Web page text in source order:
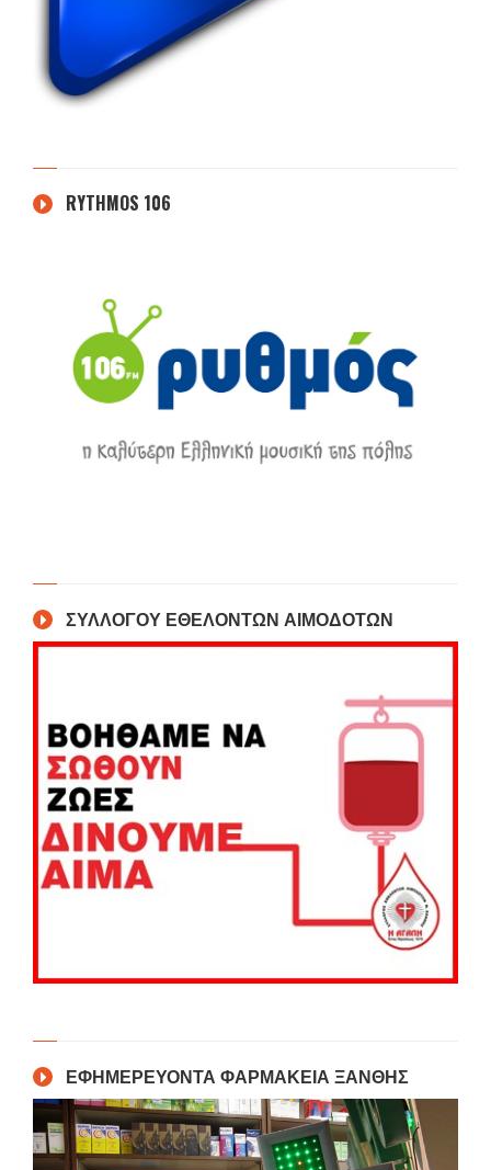
RYTHMOS 106
ΣΥΛΛΟΓΟΥ ΕΘΕΛΟΝΤΩΝ ΑΙΜΟΔΟΤΩΝ
ΕΦΗΜΕΡΕΥΟΝΤΑ ΦΑΡΜΑΚΕΙΑ ΞΑΝΘΗΣ